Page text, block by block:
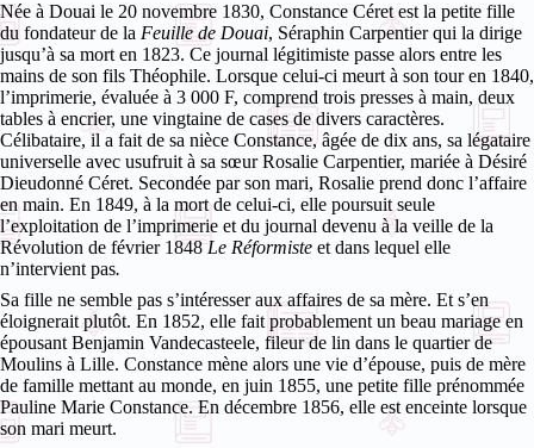
Née à Douai le 20 novembre 1830, Constance Céret est la petite fille
du fondateur de la Feuille de Douai, Séraphin Carpentier qui la dirige
jusqu’à sa mort en 1823. Ce journal légitimiste passe alors entre les
mains de son fils Théophile. Lorsque celui-ci meurt à son tour en 1840,
l’imprimerie, évaluée à 3 000 F, comprend trois presses à main, deux
tables à encrier, une vingtaine de cases de divers caractères.
Célibataire, il a fait de sa nièce Constance, âgée de dix ans, sa légataire
universelle avec usufruit à sa sœur Rosalie Carpentier, mariée à Désiré
Dieudonné Céret. Secondée par son mari, Rosalie prend donc l’affaire
en main. En 1849, à la mort de celui-ci, elle poursuit seule
l’exploitation de l’imprimerie et du journal devenu à la veille de la
Révolution de février 1848Le Réformiste et dans lequel elle
n’intervient pas.
Sa fille ne semble pas s’intéresser aux affaires de sa mère. Et s’en
éloignerait plutôt. En 1852, elle fait probablement un beau mariage en
épousant Benjamin Vandecasteele, fileur de lin dans le quartier de
Moulins à Lille. Constance mène alors une vie d’épouse, puis de mère
de famille mettant au monde, en juin 1855, une petite fille prénommée
Pauline Marie Constance. En décembre 1856, elle est enceinte lorsque
son mari meurt.